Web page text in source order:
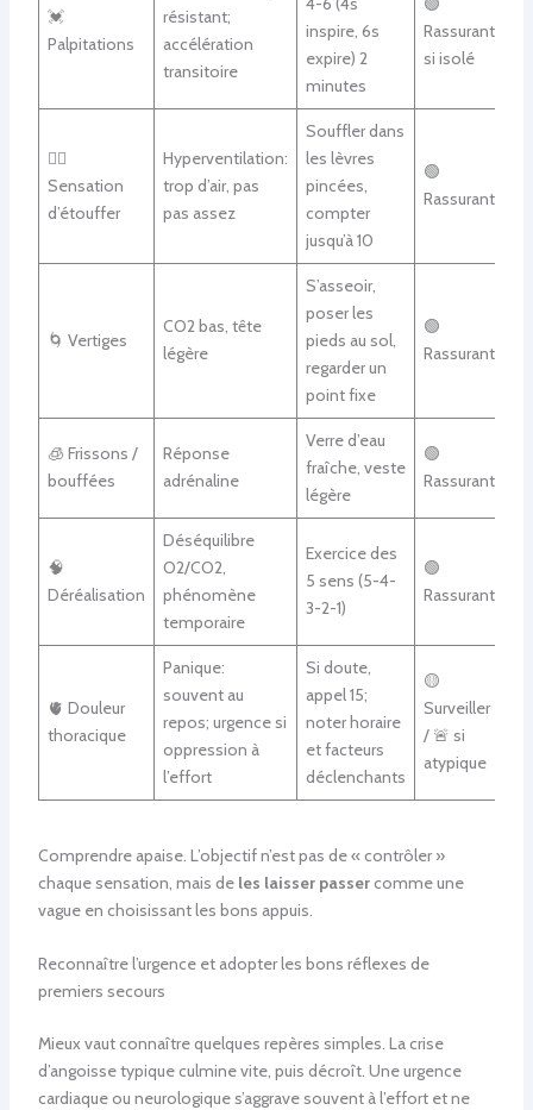
💓
Palpitations
résistant;
accélération
transitoire
inspire, 6s
expire) 2
minutes
Rassurant
si isolé
😮‍💨
Sensation
d’étouffer
Hyperventilation:
trop d’air, pas
pas assez
Souffler dans
les lèvres
pincées,
compter
jusqu’à 10
🟢
Rassurant
🌀 Vertiges
CO2 bas, tête
légère
S’asseoir,
poser les
pieds au sol,
regarder un
point fixe
🟢
Rassurant
🧊 Frissons /
bouffées
Réponse
adrénaline
Verre d’eau
fraîche, veste
légère
🟢
Rassurant
🧠
Déréalisation
Déséquilibre
O2/CO2,
phénomène
temporaire
Exercice des
5 sens (5-4-
3-2-1)
🟢
Rassurant
🫀 Douleur
thoracique
Panique:
souvent au
repos; urgence si
oppression à
l’effort
Si doute,
appel 15;
noter horaire
et facteurs
déclenchants
🟡
Surveiller
/ 🚨 si
atypique
Comprendre apaise. L’objectif n’est pas de « contrôler »
chaque sensation, mais de les laisser passercomme une
vague en choisissant les bons appuis.
Reconnaître l’urgence et adopter les bons réflexes de
premiers secours
Mieux vaut connaître quelques repères simples. La crise
d’angoisse typique culmine vite, puis décroît. Une urgence
cardiaque ou neurologique s’aggrave souvent à l’effort et ne